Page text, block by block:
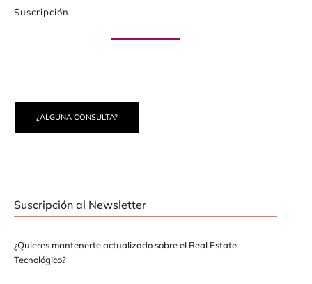
Suscripción
¿ALGUNA CONSULTA?
Suscripción al Newsletter
¿Quieres mantenerte actualizado sobre el Real Estate
Tecnológico?